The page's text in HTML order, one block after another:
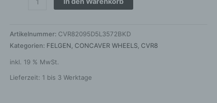
Artikelnummer: CVR82095D5L3572BKD
Kategorien: FELGEN CONCAVER WHEELS CVR8
inkl. 19 % MwSt.
Lieferzeit: 1 bis 3 Werktage